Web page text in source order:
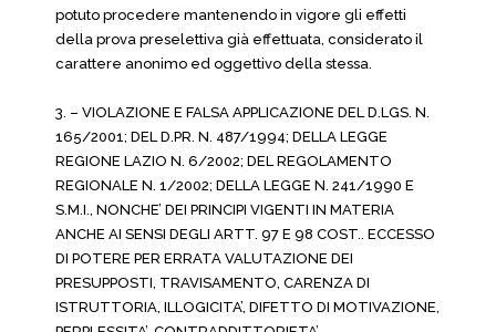
potuto procedere mantenendo in vigore gli effetti
della prova preselettiva già effettuata, considerato il
carattere anonimo ed oggettivo della stessa.
3. – VIOLAZIONE E FALSA APPLICAZIONE DEL D.LGS. N.
165/2001; DEL D.PR. N. 487/1994; DELLA LEGGE
REGIONE LAZIO N. 6/2002; DEL REGOLAMENTO
REGIONALE N. 1/2002; DELLA LEGGE N. 241/1990 E
S.M.I., NONCHE’ DEI PRINCIPI VIGENTI IN MATERIA
ANCHE AI SENSI DEGLI ARTT. 97 E 98 COST.. ECCESSO
DI POTERE PER ERRATA VALUTAZIONE DEI
PRESUPPOSTI, TRAVISAMENTO, CARENZA DI
ISTRUTTORIA, ILLOGICITA’, DIFETTO DI MOTIVAZIONE,